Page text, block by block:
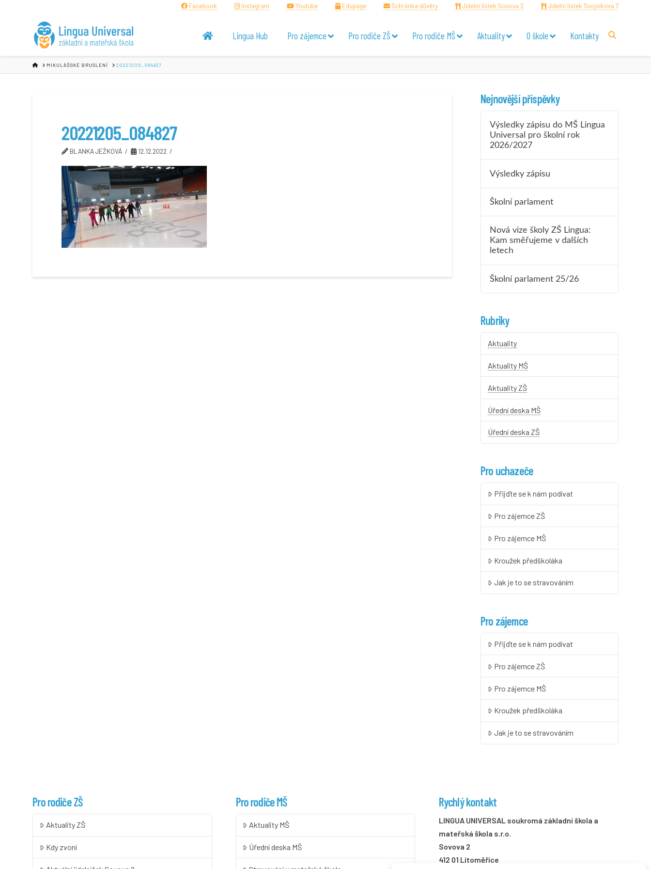
Facebook Instagram Youtube Edupage Schránka důvěry Jídelní lístek Sovova 2 Jídelní lístek Svojsíkova 7
Lingua Hub Pro zájemce Pro rodiče ZŠ Pro rodiče MŠ Aktuality O škole Kontakty
HOMEMIKULÁŠSKÉ BRUSLENÍ 20221205_084827
20221205_084827
BLANKA JEŽKOVÁ 12.12.2022
Nejnovější příspěvky
Výsledky zápisu do MŠ Lingua
Universal pro školní rok
2026/2027
Výsledky zápisu
Školní parlament
Nová vize školy ZŠ Lingua:
Kam směřujeme v dalších
letech
Školní parlament 25/26
Rubriky
Aktuality
Aktuality MŠ
Aktuality ZŠ
Úřední deska MŠ
Úřední deska ZŠ
Pro uchazeče
Přijďte se k nám podívat
Pro zájemce ZŠ
Pro zájemce MŠ
Kroužek předškoláka
Jak je to se stravováním
Pro zájemce
Přijďte se k nám podívat
Pro zájemce ZŠ
Pro zájemce MŠ
Kroužek předškoláka
Jak je to se stravováním
Pro rodiče ZŠ
Aktuality ZŠ
Kdy zvoní
Pro rodiče MŠ
Aktuality MŠ
Úřední deska MŠ
Rychlý kontakt
LINGUA UNIVERSAL soukromá základní škola a
mateřská škola s.r.o.
Sovova 2
412 01 Litoměřice